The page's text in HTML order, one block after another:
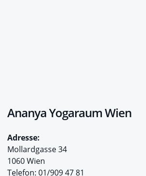
Ananya Yogaraum Wien
Adresse:
Mollardgasse 34
1060 Wien
Telefon: 01/909 47 81